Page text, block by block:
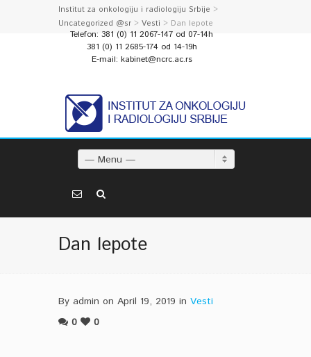
Institut za onkologiju i radiologiju Srbije >
Uncategorized @sr > Vesti > Dan lepote
Telefon: 381 (0) 11 2067-147 od 07-14h
381 (0) 11 2685-174 od 14-19h
E-mail: kabinet@ncrc.ac.rs
— Menu —
Dan lepote
By admin on April 19, 2019 in Vesti
0
0